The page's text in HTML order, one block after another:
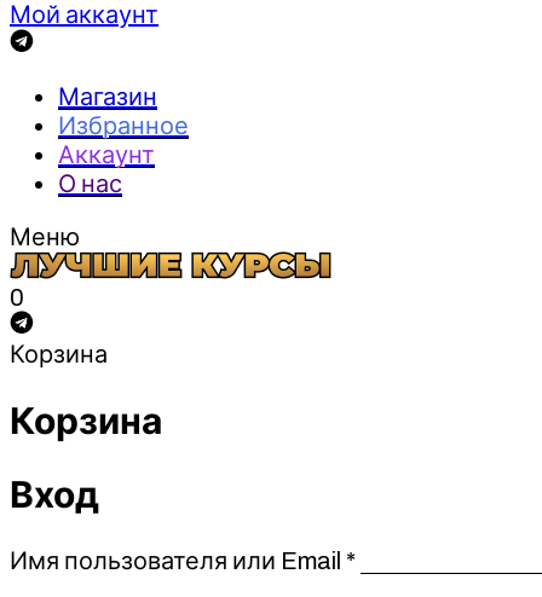
Мой аккаунт
Магазин
Избранное
Аккаунт
О нас
Меню
0
Корзина
Корзина
Вход
Имя пользователя или Email *Обязательно